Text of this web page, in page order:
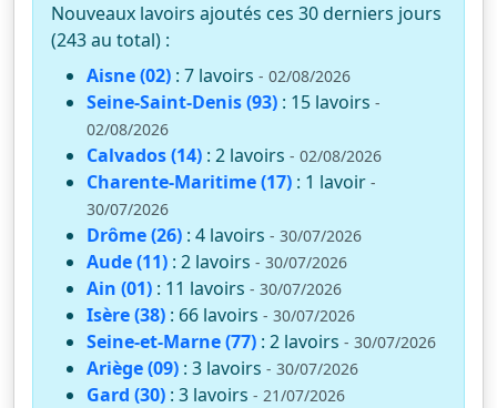
Nouveaux lavoirs ajoutés ces 30 derniers jours
(243 au total) :
Aisne (02) : 7 lavoirs - 02/08/2026
Seine-Saint-Denis (93) : 15 lavoirs -
02/08/2026
Calvados (14) : 2 lavoirs - 02/08/2026
Charente-Maritime (17) : 1 lavoir -
30/07/2026
Drôme (26) : 4 lavoirs - 30/07/2026
Aude (11) : 2 lavoirs - 30/07/2026
Ain (01) : 11 lavoirs - 30/07/2026
Isère (38) : 66 lavoirs - 30/07/2026
Seine-et-Marne (77) : 2 lavoirs - 30/07/2026
Ariège (09) : 3 lavoirs - 30/07/2026
Gard (30) : 3 lavoirs - 21/07/2026